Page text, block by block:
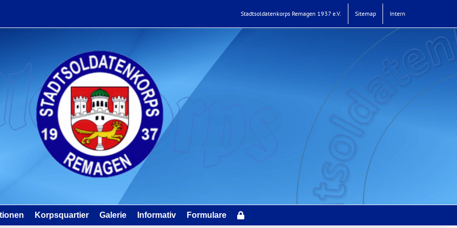
Stadtsoldatenkorps Remagen 1937 e.V. Sitemap Intern
Korpsquartier Galerie Informativ Formulare